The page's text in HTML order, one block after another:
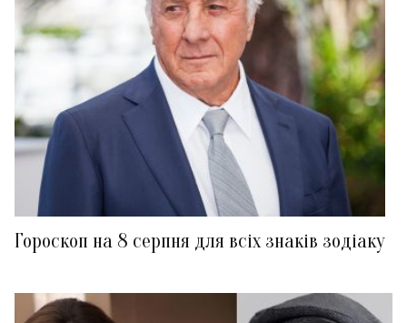
Гороскоп на 8 серпня для всіх знаків зодіаку